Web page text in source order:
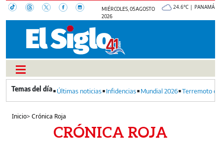
MIÉRCOLES, 05 AGOSTO
2026
24.6°C | PANAMÁ
Últimas noticias Infidencias Mundial 2026 Terremoto
Inicio>Crónica Roja
CRÓNICA ROJA